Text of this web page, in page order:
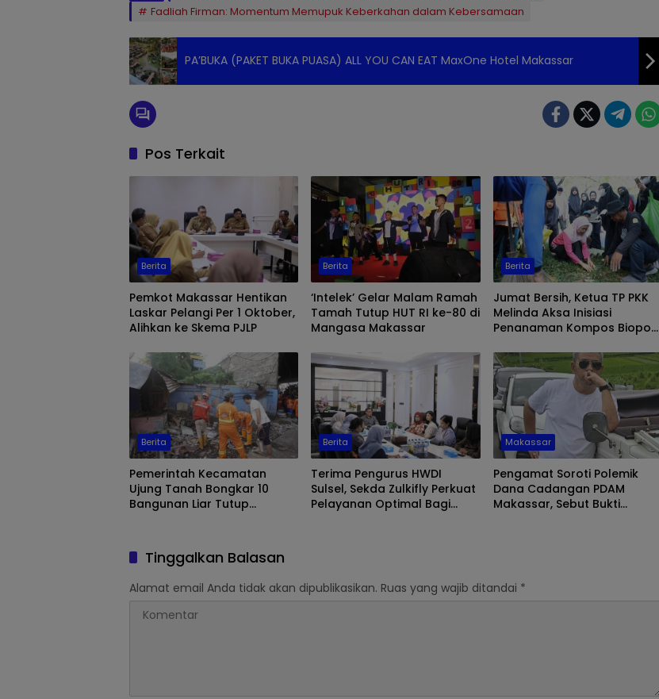
Fadliah Firman: Momentum Memupuk Keberkahan dalam Kebersamaan
PA’BUKA (PAKET BUKA PUASA) ALL YOU CAN EAT MaxOne Hotel Makassar
Pos Terkait
Berita
Pemkot Makassar Hentikan
Laskar Pelangi Per 1 Oktober,
Alihkan ke Skema PJLP
Berita
‘Intelek’ Gelar Malam Ramah
Tamah Tutup HUT RI ke-80 di
Mangasa Makassar
Berita
Jumat Bersih, Ketua TP PKK
Melinda Aksa Inisiasi
Penanaman Kompos Biopori
Berita
Pemerintah Kecamatan
Ujung Tanah Bongkar 10
Bangunan Liar Tutup
Berita
Terima Pengurus HWDI
Sulsel, Sekda Zulkifly Perkuat
Pelayanan Optimal Bagi
Makassar
Pengamat Soroti Polemik
Dana Cadangan PDAM
Makassar, Sebut Bukti
Tinggalkan Balasan
Alamat email Anda tidak akan dipublikasikan. Ruas yang wajib ditandai *